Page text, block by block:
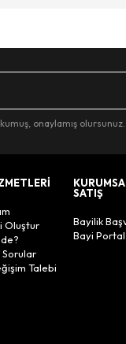
onaylamış olursunuz.
Oluştur
Sorular
Talebi
SATIŞ
Bayilik
Bayi